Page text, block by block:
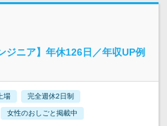
ジニア】年休126日／年収UP例
上場 完全週休2日制
女性のおしごと掲載中